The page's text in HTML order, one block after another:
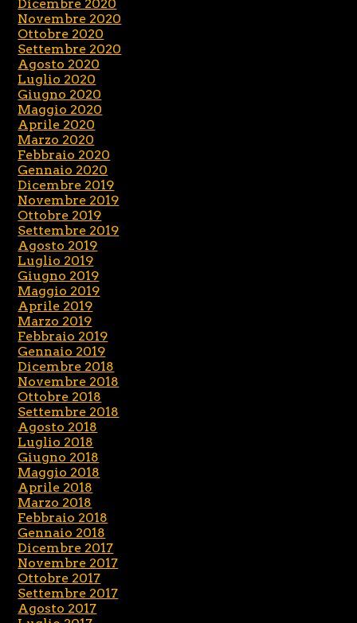
Dicembre 2020
Novembre 2020
Ottobre 2020
Settembre 2020
Agosto 2020
Luglio 2020
Giugno 2020
Maggio 2020
Aprile 2020
Marzo 2020
Febbraio 2020
Gennaio 2020
Dicembre 2019
Novembre 2019
Ottobre 2019
Settembre 2019
Agosto 2019
Luglio 2019
Giugno 2019
Maggio 2019
Aprile 2019
Marzo 2019
Febbraio 2019
Gennaio 2019
Dicembre 2018
Novembre 2018
Ottobre 2018
Settembre 2018
Agosto 2018
Luglio 2018
Giugno 2018
Maggio 2018
Aprile 2018
Marzo 2018
Febbraio 2018
Gennaio 2018
Dicembre 2017
Novembre 2017
Ottobre 2017
Settembre 2017
Agosto 2017